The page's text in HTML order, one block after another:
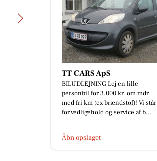
TT CARS ApS
BILUDLEJNING Lej en lille
personbil for 3.000 kr. om mdr.
med fri km (ex brændstof)! Vi står
for vedligehold og service af b...
Åbn opslaget